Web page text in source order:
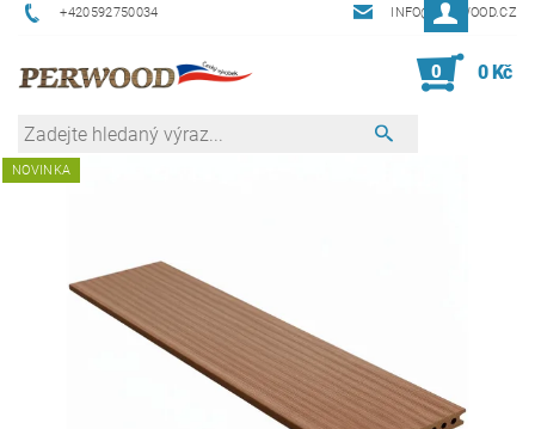
+420592750034 INFO@PERWOOD.CZ
0 0 Kč
NOVINKA